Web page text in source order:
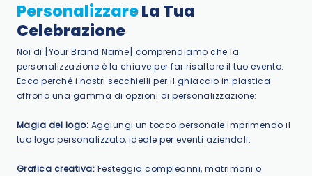
PersonalizzareLa Tua
Celebrazione
Noi di [Your Brand Name] comprendiamo che la
personalizzazione è la chiave per far risaltare il tuo evento.
Ecco perché i nostri secchielli per il ghiaccio in plastica
offrono una gamma di opzioni di personalizzazione:
Magia del logo: Aggiungi un tocco personale imprimendo il
tuo logo personalizzato, ideale per eventi aziendali.
Grafica creativa: Festeggia compleanni, matrimoni o